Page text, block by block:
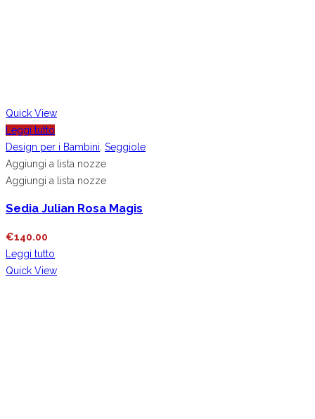
Quick View
Leggi tutto
Design per i Bambini Seggiole
Aggiungi a lista nozze
Aggiungi a lista nozze
Sedia Julian Rosa Magis
€140.00
Leggi tutto
Quick View